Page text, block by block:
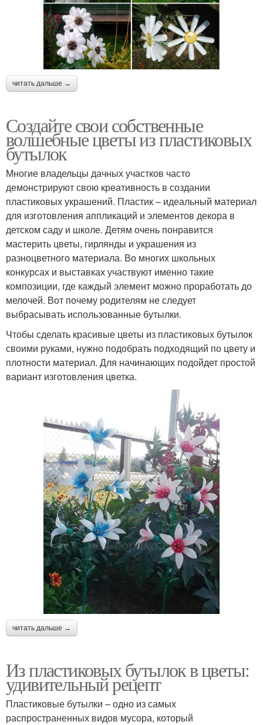
читать дальше →
Создайте свои собственные
волшебные цветы из пластиковых
бутылок
Многие владельцы дачных участков часто
демонстрируют свою креативность в создании
пластиковых украшений. Пластик – идеальный материал
для изготовления аппликаций и элементов декора в
детском саду и школе. Детям очень понравится
мастерить цветы, гирлянды и украшения из
разноцветного материала. Во многих школьных
конкурсах и выставках участвуют именно такие
композиции, где каждый элемент можно проработать до
мелочей. Вот почему родителям не следует
выбрасывать использованные бутылки.
Чтобы сделать красивые цветы из пластиковых бутылок
своими руками, нужно подобрать подходящий по цвету и
плотности материал. Для начинающих подойдет простой
вариант изготовления цветка.
читать дальше →
Из пластиковых бутылок в цветы:
удивительный рецепт
Пластиковые бутылки – одно из самых
распространенных видов мусора, который